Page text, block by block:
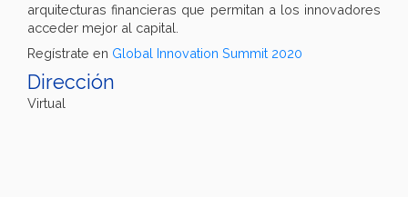
arquitecturas financieras que permitan a los innovadores
acceder mejor al capital.
Regístrate en Global Innovation Summit 2020
Dirección
Virtual